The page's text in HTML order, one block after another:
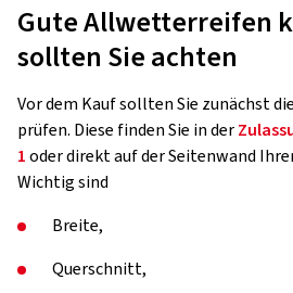
Gute Allwetterreifen
sollten Sie achten
Vor dem Kauf sollten Sie zunächst
prüfen. Diese finden Sie in der
1oder direkt auf der Seitenwand
Wichtig sind
Breite,
Querschnitt,